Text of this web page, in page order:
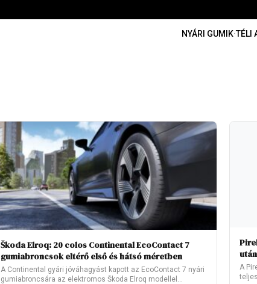
NYÁRI GUMIK·TÉLI
Škoda Elroq: 20 colos Continental EcoContact 7
gumiabroncsok eltérő első és hátsó méretben
A Continental gyári jóváhagyást kapott az EcoContact 7 nyári
gumiabroncsára az elektromos Škoda Elroq modellel…
A